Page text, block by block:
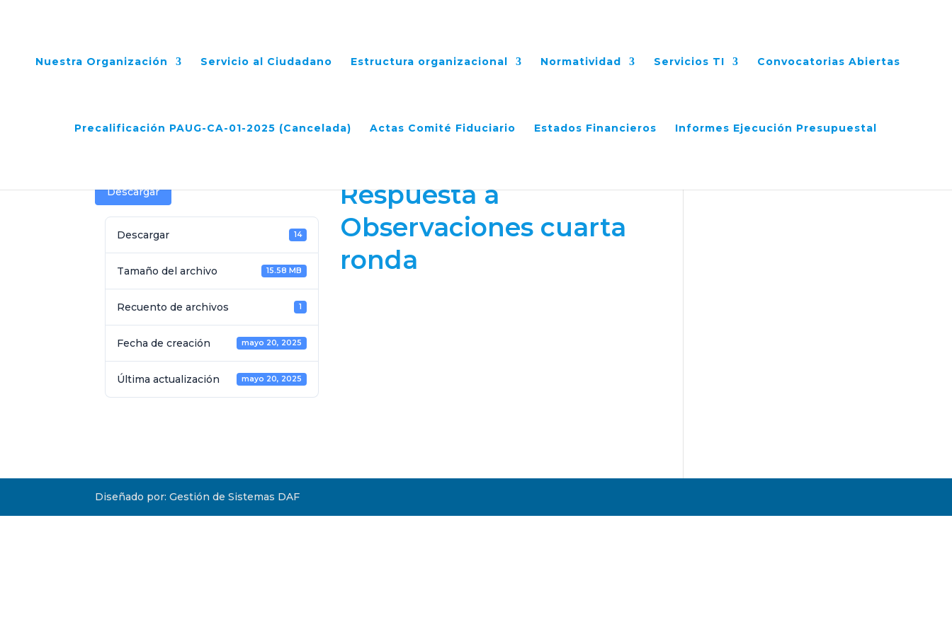
Nuestra Organización Servicio al Ciudadano Estructura organizacional Normatividad Servicios TI Convocatorias Abiertas
Precalificación PAUG-CA-01-2025 (Cancelada) Actas Comité Fiduciario Estados Financieros Informes Ejecución Presupuestal
May 20, 2025
Descargar
Descargar 14
Tamaño del archivo 15.58 MB
Recuento de archivos 1
Fecha de creación mayo 20, 2025
Última actualización mayo 20, 2025
Respuesta a
Observaciones cuarta
ronda
Diseñado por: Gestión de Sistemas DAF